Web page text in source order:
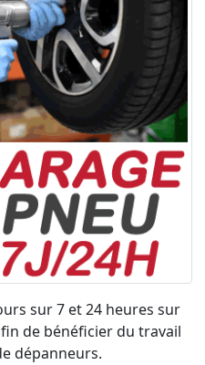
sur 7 et 24 heures sur
de bénéficier du travail
dépanneurs.